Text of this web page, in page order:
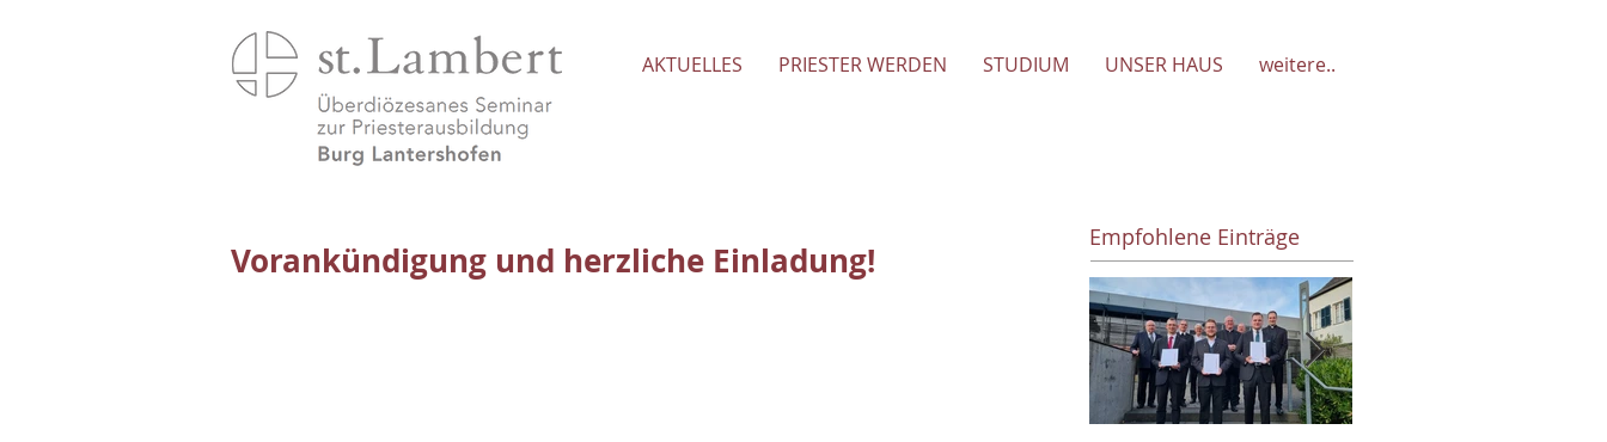
AKTUELLES PRIESTER WERDEN STUDIUM UNSER HAUS weitere..
Vorankündigung und herzliche Einladung!
Empfohlene Einträge